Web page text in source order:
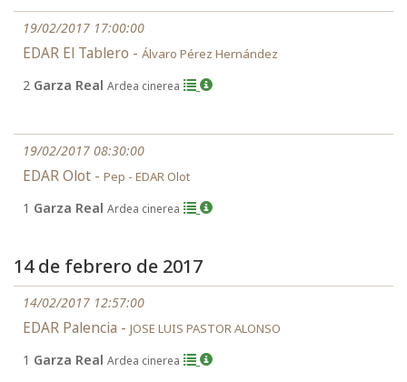
19/02/2017 17:00:00
EDAR El Tablero - Álvaro Pérez Hernández
2 Garza Real Ardea cinerea
19/02/2017 08:30:00
EDAR Olot - Pep - EDAR Olot
1 Garza Real Ardea cinerea
14 de febrero de 2017
14/02/2017 12:57:00
EDAR Palencia - JOSE LUIS PASTOR ALONSO
1 Garza Real Ardea cinerea